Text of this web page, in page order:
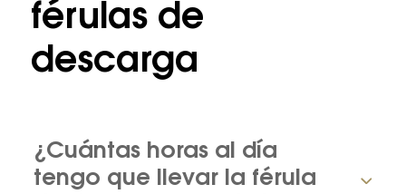
férulas de
descarga
¿Cuántas horas al día
tengo que llevar la férula